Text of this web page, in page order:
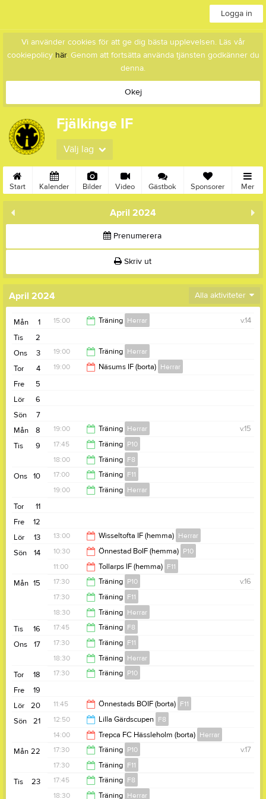
Logga in
Vi använder cookies för att ge dig bästa upplevelsen. Läs vår
cookiepolicy här. Genom att fortsätta använda tjänsten godkänner du
denna.
Okej
Fjälkinge IF
Välj lag
Start Kalender Bilder Video Gästbok Sponsorer Mer
April 2024
Prenumerera
Skriv ut
April 2024 Alla aktiviteter
1
Mån v.14
15:00 Träning Herrar
16:30
2
Tis
3
Ons 19:00 Träning Herrar
4
Tor 19:00 Näsums IF (borta) Herrar
5
Fre
6
Lör
7
Sön
8
Mån v.15
19:00 Träning Herrar
20:30
9
Tis 17:45 Träning P10
18:45
18:00 Träning F8
19:00
10
Ons 17:00 Träning F11
19:00 Träning Herrar
11
Tor
12
Fre
13
Lör 13:00 Wisseltofta IF (hemma) Herrar
15:00
14
Sön 10:30 Önnestad BoIF (hemma) P10
12:30
11:00 Tollarps IF (hemma) F11
12:40
15
Mån v.16
17:30 Träning P10
18:30
17:30 Träning F11
18:30
18:30 Träning Herrar
20:00
16
Tis 17:45 Träning F8
18:45
17
Ons 17:30 Träning F11
18:30
18:30 Träning Herrar
18
Tor 17:30 Träning P10
18:30
19
Fre
20
Lör 11:45 Önnestads BOIF (borta) F11
13:30
21
Sön 12:50 Lilla Gärdscupen F8
16:00
14:00 Trepca FC Hässleholm (borta) Herrar
16:00
22
Mån v.17
17:30 Träning P10
18:30
17:30 Träning F11
18:30
23
Tis 17:45 Träning F8
18:30
Träning Herrar